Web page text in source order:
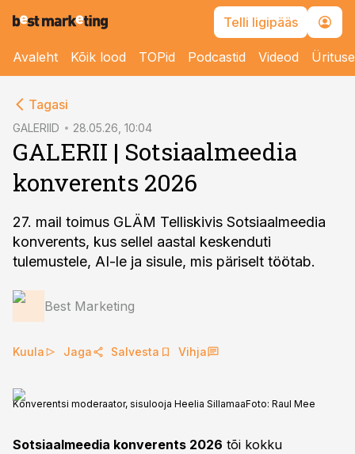
Telli ligipääs
Avaleht Kõik lood TOPid Podcastid Videod
Tagasi
GALERIID 28.05.26, 10:04
GALERII | Sotsiaalmeedia
konverents 2026
27. mail toimus GLÄM Telliskivis Sotsiaalmeedia
konverents, kus sellel aastal keskenduti
tulemustele, AI-le ja sisule, mis päriselt töötab.
Best Marketing
Kuula Jaga Salvesta Vihja
Konverentsi moderaator, sisulooja Heelia SillamaaFoto: Raul Mee
Sotsiaalmeedia konverents 2026 tõi kokku